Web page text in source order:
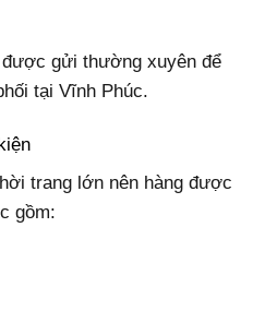
gửi thường xuyên để
tại Vĩnh Phúc.
trang lớn nên hàng được
gồm: